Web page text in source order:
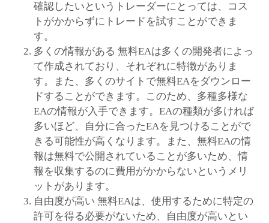
確認したいというトレーダーにとっては、コス
トがかからずにトレードを試すことができま
す。
多くの情報がある 無料EAは多くの開発者によっ
て作成されており、それぞれに特徴がありま
す。また、多くのサイトで無料EAをダウンロー
ドすることができます。このため、多種多様な
EAの情報が入手できます。EAの種類が多ければ
多いほど、自分に合ったEAを見つけることがで
きる可能性が高くなります。また、無料EAの情
報は無料で公開されていることが多いため、情
報を収集するのに費用がかからないというメリ
ットがあります。
自由度が高い 無料EAは、使用するために特定の
許可を得る必要がないため、自由度が高いとい